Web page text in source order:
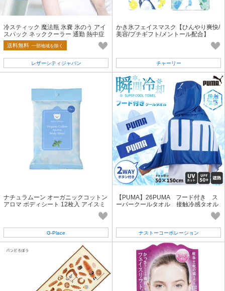
冷スティック 魔法瓶 氷嚢 氷のう アイ
スパック ネッククーラー 通勤 熱中症
暑さ対策 冷感 保冷
送料無料 一部地域を除く
レザーシティジャパン
かき氷フェイスマスク【ひんやり爽快/
美容/プチギフト/メントール配合】
チャーリー
ナチュラムーン オーガニックコットン
アロマ ボディシート 12枚入 アイスミ
G‐Place
【PUMA】26PUMA フード付き ス
ーパークールタオル 接触冷感タオル
ナストーコーポレーション